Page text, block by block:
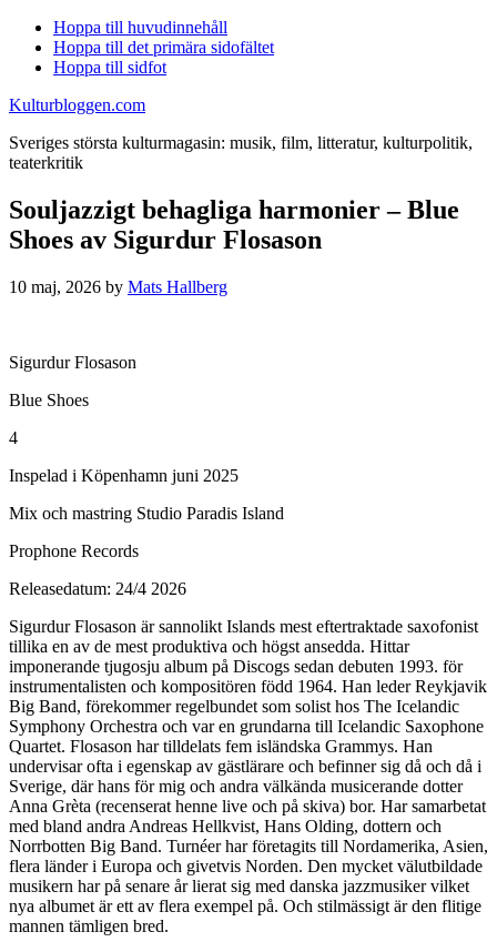
Hoppa till huvudinnehåll
Hoppa till det primära sidofältet
Hoppa till sidfot
Kulturbloggen.com
Sveriges största kulturmagasin: musik, film, litteratur, kulturpolitik,
teaterkritik
Souljazzigt behagliga harmonier – Blue
Shoes av Sigurdur Flosason
10 maj, 2026 by Mats Hallberg
Sigurdur Flosason
Blue Shoes
4
Inspelad i Köpenhamn juni 2025
Mix och mastring Studio Paradis Island
Prophone Records
Releasedatum: 24/4 2026
Sigurdur Flosason är sannolikt Islands mest eftertraktade saxofonist
tillika en av de mest produktiva och högst ansedda. Hittar
imponerande tjugosju album på Discogs sedan debuten 1993. för
instrumentalisten och kompositören född 1964. Han leder Reykjavik
Big Band, förekommer regelbundet som solist hos The Icelandic
Symphony Orchestra och var en grundarna till Icelandic Saxophone
Quartet. Flosason har tilldelats fem isländska Grammys. Han
undervisar ofta i egenskap av gästlärare och befinner sig då och då i
Sverige, där hans för mig och andra välkända musicerande dotter
Anna Grèta (recenserat henne live och på skiva) bor. Har samarbetat
med bland andra Andreas Hellkvist, Hans Olding, dottern och
Norrbotten Big Band. Turnéer har företagits till Nordamerika, Asien,
flera länder i Europa och givetvis Norden. Den mycket välutbildade
musikern har på senare år lierat sig med danska jazzmusiker vilket
nya albumet är ett av flera exempel på. Och stilmässigt är den flitige
mannen tämligen bred.